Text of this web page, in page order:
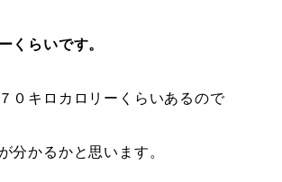
くらいです。
０キロカロリーくらいあるので
分かるかと思います。